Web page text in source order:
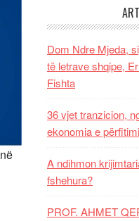
Dom Ndre Mjeda,
të letrave shqipe,
Fishta
36 vjet tranzicion,
ekonomia e
A ndihmon
fshehura?
PROF. AHMET